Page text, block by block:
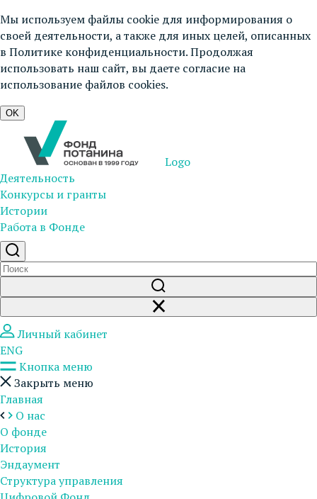
Мы используем файлы cookie для информирования о
своей деятельности, а также для иных целей, описанных
в Политике конфиденциальности. Продолжая
использовать наш сайт, вы даете согласие на
использование файлов cookies.
OK
Logo
Деятельность
Конкурсы и гранты
Истории
Работа в Фонде
Личный кабинет
ENG
Кнопка меню
Закрыть меню
Главная
О нас
О фонде
История
Эндаумент
Структура управления